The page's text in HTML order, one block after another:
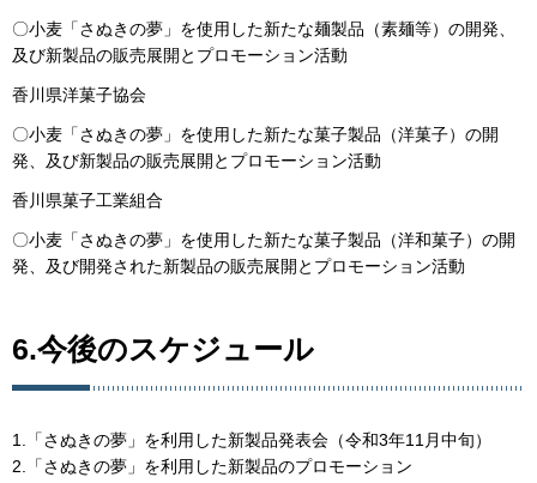
〇小麦「さぬきの夢」を使用した新たな麺製品（素麺等）の開発、
及び新製品の販売展開とプロモーション活動
香川県洋菓子協会
〇小麦「さぬきの夢」を使用した新たな菓子製品（洋菓子）の開
発、及び新製品の販売展開とプロモーション活動
香川県菓子工業組合
〇小麦「さぬきの夢」を使用した新たな菓子製品（洋和菓子）の開
発、及び開発された新製品の販売展開とプロモーション活動
6.今後のスケジュール
1.「さぬきの夢」を利用した新製品発表会（令和3年11月中旬）
2.「さぬきの夢」を利用した新製品のプロモーション